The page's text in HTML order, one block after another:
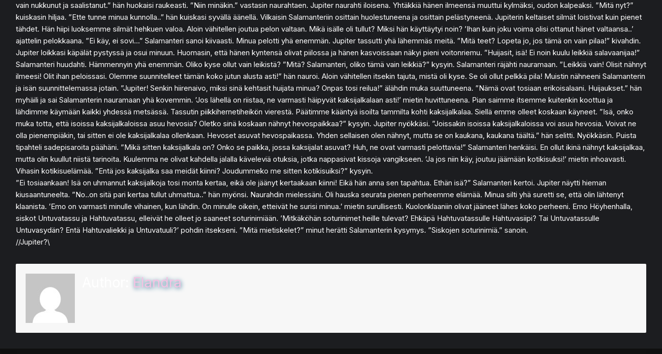
vain nukkunut ja saalistanut.” hän huokaisi raukeasti. ”Niin minäkin.” vastasin naurahtaen. Jupiter naurahti iloisena. Yhtäkkiä hänen ilmeensä muuttui kylmäksi, oudon kalpeaksi. ”Mitä nyt?”
kuiskasin hiljaa. ”Ette tunne minua kunnolla..” hän kuiskasi syvällä äänellä. Vilkaisin Salamanteriin osittain huolestuneena ja osittain pelästyneenä. Jupiterin keltaiset silmät loistivat kuin pienet
tähdet. Hän hiipi luoksemme silmät hehkuen valoa. Aloin vähitellen joutua pelon valtaan. Mikä isälle oli tullut? Miksi hän käyttäytyi noin? ’Ihan kuin joku voima olisi ottanut hänet valtaansa..’
ajattelin pelokkaana. ”Ei käy, ei sovi…” Salamanteri sanoi kiivaasti. Minua pelotti yhä enemmän. Jupiter tassutti yhä lähemmäs meitä. ”Mitä teet? Lopeta jo, jos tämä on vain pilaa!” kivahdin.
Jupiter loikkasi käpälät pystyssä ja osui minuun. Huomasin, että hänen kyntensä olivat piilossa ja hänen kasvoissaan näkyi pieni voitonriemu. ”Huijasit, isä! Ei noin kuulu leikkiä salavaanijaa!”
Salamanteri huudahti. Hämmennyin yhä enemmän. Oliko kyse ollut vain leikistä? ”Mitä? Salamanteri, oliko tämä vain leikkiä?” kysyin. Salamanteri räjähti nauramaan. ”Leikkiä vain! Olisit nähnyt
ilmeesi! Olit ihan peloissasi. Olemme suunnitelleet tämän koko jutun alusta asti!” hän nauroi. Aloin vähitellen itsekin tajuta, mistä oli kyse. Se oli ollut pelkkä pila! Muistin nähneeni Salamanterin
ja isän suunnittelemassa jotain. ”Jupiter! Senkin hiirenaivo, miksi sinä kehtasit huijata minua? Onpas tosi reilua!” älähdin muka suuttuneena. ”Nämä ovat tosiaan erikoisalaani. Huijaukset.” hän
myhäili ja sai Salamanterin nauramaan yhä kovemmin. ’Jos lähellä on riistaa, ne varmasti häipyvät kaksijalkalaan asti!’ mietin huvittuneena. Pian saimme itsemme kuitenkin koottua ja
lähdimme käymään kaikki yhdessä metsässä. Tassutin piikkihernetiheikön vierestä. Päätimme kääntyä isoilta tammilta kohti kaksijalkalaa. Siellä emme olleet koskaan käyneet. ”Isä, onko
muka totta, että isoissa kaksijalkaloissa asuu hevosia? Oletko sinä koskaan nähnyt hevospaikkaa?” kysyin. Jupiter nyökkäsi. ”Joissakin isoissa kaksijalkaloissa voi asua hevosia. Voivat ne
olla pienempiäkin, tai sitten ei ole kaksijalkalaa ollenkaan. Hevoset asuvat hevospaikassa. Yhden sellaisen olen nähnyt, mutta se on kaukana, kaukana täältä.” hän selitti. Nyökkäsin. Puista
tipahteli sadepisaroita päähäni. ”Mikä sitten kaksijalkala on? Onko se paikka, jossa kaksijalat asuvat? Huh, ne ovat varmasti pelottavia!” Salamanteri henkäisi. En ollut ikinä nähnyt kaksijalkaa,
mutta olin kuullut niistä tarinoita. Kuulemma ne olivat kahdella jalalla käveleviä otuksia, jotka nappasivat kissoja vangikseen. ’Ja jos niin käy, joutuu jäämään kotikisuksi!’ mietin inhoavasti.
Vihasin kotikisuelämää. ”Entä jos kaksijalka saa meidät kiinni? Joudummeko me sitten kotikisuiksi?” kysyin.
”Ei tosiaankaan! Isä on uhmannut kaksijalkoja tosi monta kertaa, eikä ole jäänyt kertaakaan kiinni! Eikä hän anna sen tapahtua. Ethän isä?” Salamanteri kertoi. Jupiter näytti hieman
kiusaantuneelta. ”No..on sitä pari kertaa tullut uhmattua..” hän myönsi. Naurahdin mielessäni. Oli hauska seurata pienen perheemme elämää. Minua silti yhä suretti se, että olin lähtenyt
klaanista. ’Emo on varmasti minulle vihainen, kun lähdin. On minulle oikein, etteivät he surisi minua.’ mietin surullisesti. Kuolonklaaniin olivat jääneet lähes koko perheeni. Emo Höyhenhalla,
siskot Untuvatassu ja Hahtuvatassu, elleivät he olleet jo saaneet soturinimiään. ’Mitkäköhän soturinimet heille tulevat? Ehkäpä Hahtuvatassulle Hahtuvasiipi? Tai Untuvatassulle
Untuvasydän? Entä Hahtuvaliekki ja Untuvatuuli?’ pohdin itsekseni. ”Mitä mietiskelet?” minut herätti Salamanterin kysymys. ”Siskojen soturinimiä.” sanoin.
//Jupiter?\
Elandra